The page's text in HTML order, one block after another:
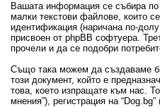
Вашата информация се събира по
малки текстови файлове, които
идентификация (наричана по-
присвоен от phpBB софтуера.
прочели и да се подобри
Също така можем да създаваме
този документ, който е
това, което изпращате към нас.
мнения”), регистрация на